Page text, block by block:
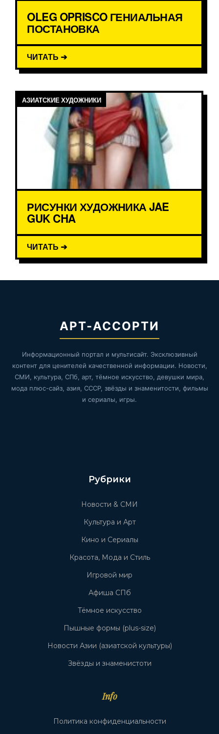
OLEG OPRISCO ГЕНИАЛЬНАЯ
ПОСТАНОВКА
ЧИТАТЬ ➔
АЗИАТСКИЕ ХУДОЖНИКИ
РИСУНКИ ХУДОЖНИКА JAE
GUK CHA
ЧИТАТЬ ➔
АРТ-АССОРТИ
Информационный портал и мультисайт. Эксклюзивный
контент для ценителей качественной информации. Новости,
СМИ, культура, СПб, арт, тёмное искусство, девушки мира,
мода плюс-сайз, азия, СССР, звёзды и знаменитости, фильмы
и сериалы, игры.
Рубрики
Новости & СМИ
Культура и Арт
Кино и Сериалы
Красота, Мода и Стиль
Игровой мир
Афиша СПб
Тёмное искусство
Пышные формы (plus-size)
Новости Азии (азиатской культуры)
Звёзды и знаменистоти
Info
Политика конфиденциальности